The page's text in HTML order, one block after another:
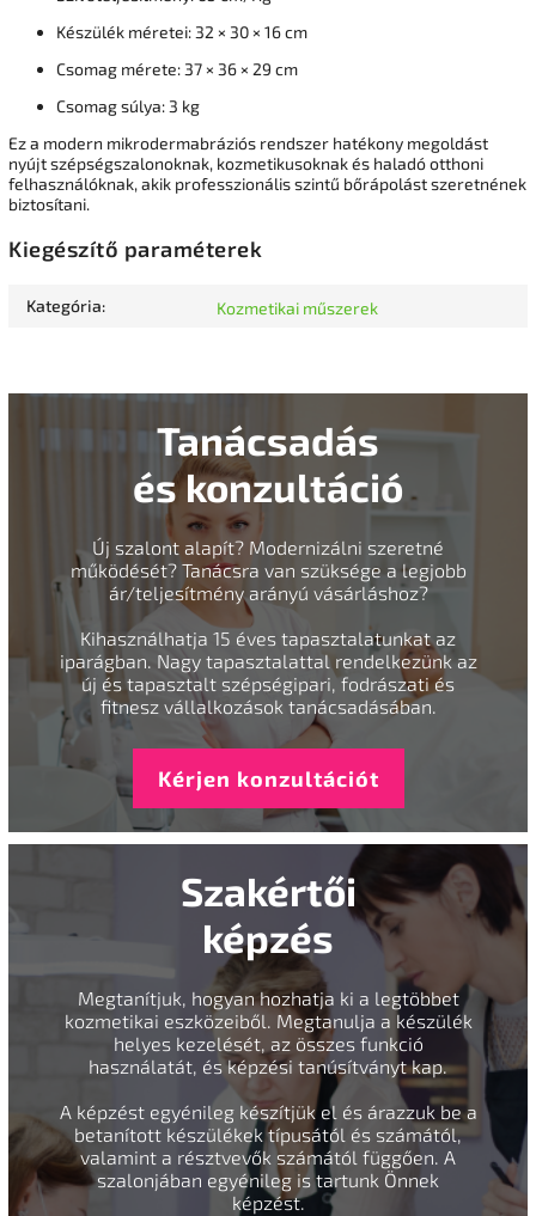
Készülék méretei: 32 × 30 × 16 cm
Csomag mérete: 37 × 36 × 29 cm
Csomag súlya: 3 kg
Ez a modern mikrodermabráziós rendszer hatékony megoldást
nyújt szépségszalonoknak, kozmetikusoknak és haladó otthoni
felhasználóknak, akik professzionális szintű bőrápolást szeretnének
biztosítani.
Kiegészítő paraméterek
Kategória: Kozmetikai műszerek
Tanácsadás
és konzultáció
Új szalont alapít? Modernizálni szeretné
működését? Tanácsra van szüksége a legjobb
ár/teljesítmény arányú vásárláshoz?
Kihasználhatja 15 éves tapasztalatunkat az
iparágban. Nagy tapasztalattal rendelkezünk az
új és tapasztalt szépségipari, fodrászati és
fitnesz vállalkozások tanácsadásában.
Kérjen konzultációt
Szakértői
képzés
Megtanítjuk, hogyan hozhatja ki a legtöbbet
kozmetikai eszközeiből. Megtanulja a készülék
helyes kezelését, az összes funkció
használatát, és képzési tanúsítványt kap.
A képzést egyénileg készítjük el és árazzuk be a
betanított készülékek típusától és számától,
valamint a résztvevők számától függően. A
szalonjában egyénileg is tartunk Önnek
képzést.